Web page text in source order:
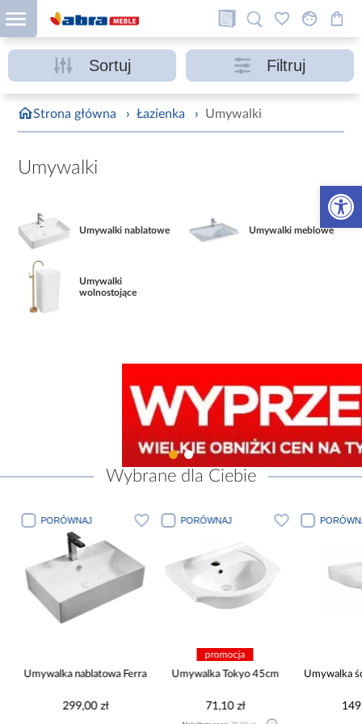
Otwórz
Sortuj Filtruj
Strona główna › Łazienka › Umywalki
Umywalki
Umywalki nablatowe Umywalki meblowe
Umywalki
wolnostojące
Wybrane dla Ciebie
PORÓWNAJ
Umywalka nablatowa Ferra
299,00 zł
PORÓWNAJ
promocja
Umywalka Tokyo 45cm
71,10 zł
Umywalka